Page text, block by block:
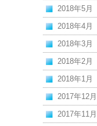
2018年5月
2018年4月
2018年3月
2018年2月
2018年1月
2017年12月
2017年11月